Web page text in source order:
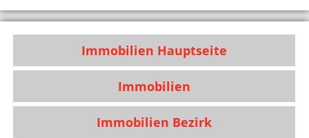
Immobilien Hauptseite
Immobilien
Immobilien Bezirk